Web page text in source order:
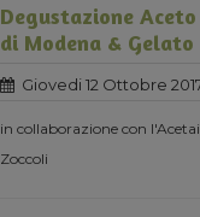
Degustazione
di Modena & Gelato
Giovedi 12 Ottobre
in collaborazione con
Zoccoli